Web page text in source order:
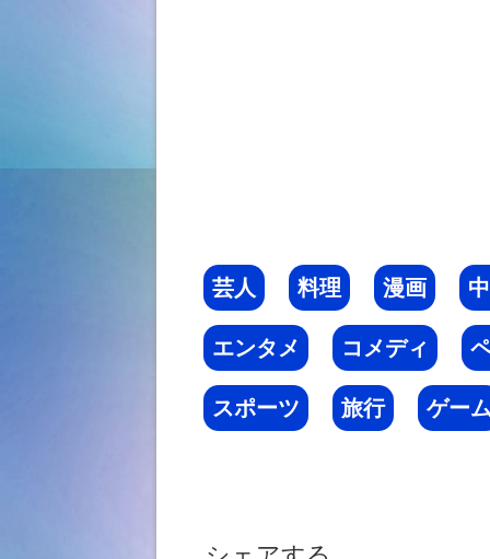
芸人 料理 漫画
エンタメ コメディ
スポーツ 旅行 ゲー